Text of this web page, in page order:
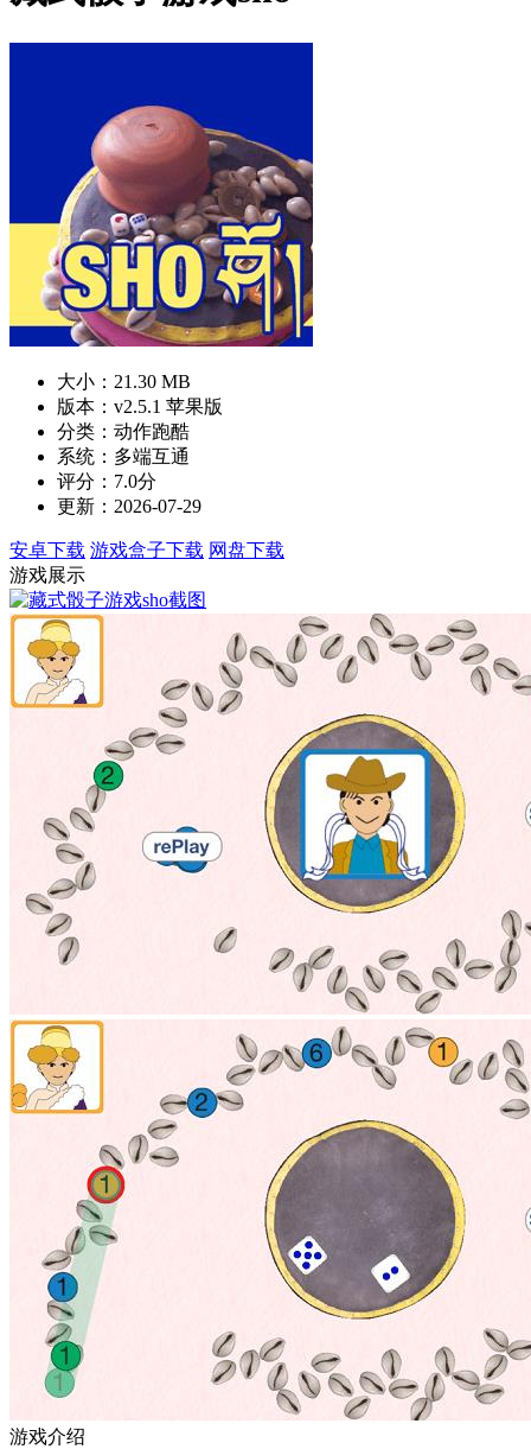
大小：21.30 MB
版本：v2.5.1 苹果版
分类：动作跑酷
系统：多端互通
评分：7.0分
更新：2026-07-29
安卓下载 游戏盒子下载 网盘下载
游戏展示
游戏介绍